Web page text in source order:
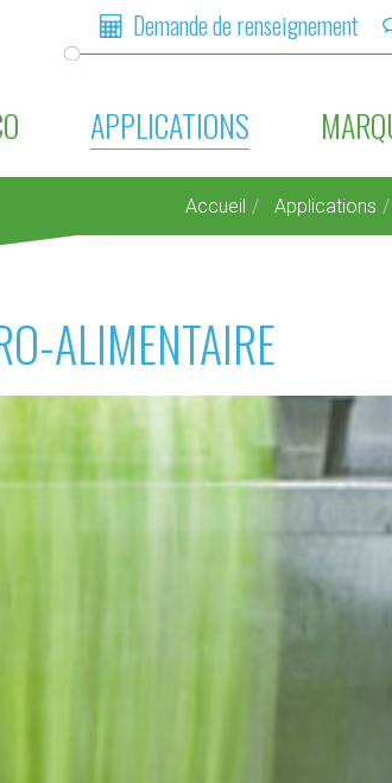
Demande de renseignement
APPLICATIONS
Accueil Applications
ALIMENTAIRE